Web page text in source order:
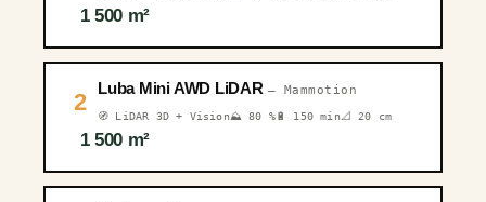
1 500 m²
2
Luba Mini AWD LiDAR — Mammotion
🧭 LiDAR 3D + Vision⛰️ 80 %🔋 150 min📐 20 cm
1 500 m²